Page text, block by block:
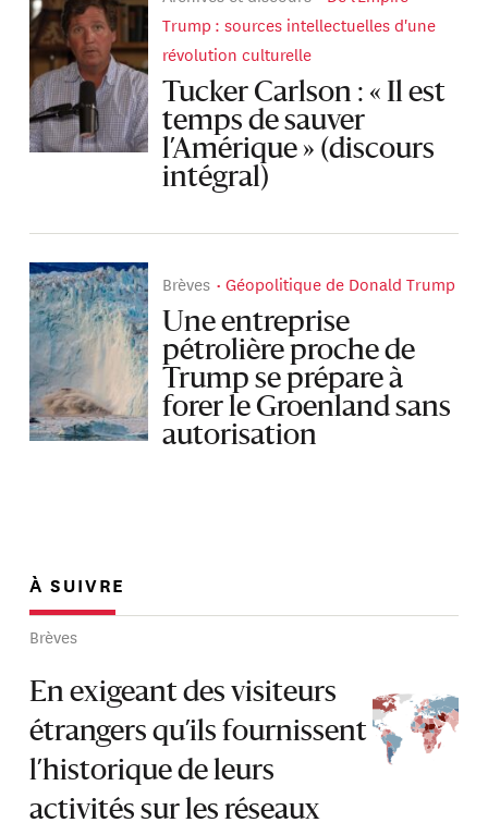
Trump : sources intellectuelles d'une
révolution culturelle
Tucker Carlson : « Il est
temps de sauver
l’Amérique » (discours
intégral)
Brèves Géopolitique de Donald Trump
Une entreprise
pétrolière proche de
Trump se prépare à
forer le Groenland sans
autorisation
À SUIVRE
Brèves
En exigeant des visiteurs
étrangers qu’ils fournissent
l’historique de leurs
activités sur les réseaux